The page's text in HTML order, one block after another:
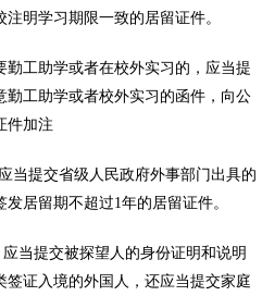
明学习期限一致的居留证件。
工助学或者在校外实习的，应当提
勤工助学或者校外实习的函件，向公
件加注
当提交省级人民政府外事部门出具的
居留期不超过1年的居留证件。
当提交被探望人的身份证明和说明
证入境的外国人，还应当提交家庭